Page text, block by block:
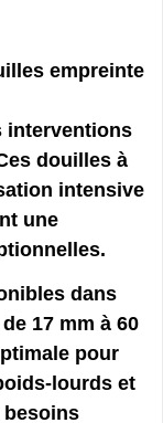
empreinte
interventions
douilles à
intensive
une
dans
17 mm à 60
pour
lourds et